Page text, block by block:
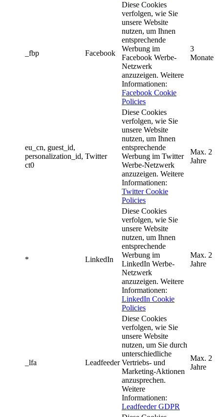
_fbp Facebook
Diese Cookies
verfolgen, wie Sie
unsere Website
nutzen, um Ihnen
entsprechende
Werbung im
Facebook Werbe-
Netzwerk
anzuzeigen. Weitere
Informationen:
Facebook Cookie
Policies
3
Monate
eu_cn, guest_id,
personalization_id,
ct0
Twitter
Diese Cookies
verfolgen, wie Sie
unsere Website
nutzen, um Ihnen
entsprechende
Werbung im Twitter
Werbe-Netzwerk
anzuzeigen. Weitere
Informationen:
Twitter Cookie
Policies
Max. 2
Jahre
* LinkedIn
Diese Cookies
verfolgen, wie Sie
unsere Website
nutzen, um Ihnen
entsprechende
Werbung im
LinkedIn Werbe-
Netzwerk
anzuzeigen. Weitere
Informationen:
LinkedIn Cookie
Policies
Max. 2
Jahre
_lfa Leadfeeder
Diese Cookies
verfolgen, wie Sie
unsere Website
nutzen, um Sie durch
unterschiedliche
Vertriebs- und
Marketing-Aktionen
anzusprechen.
Weitere
Informationen:
Leadfeeder GDPR
Max. 2
Jahre